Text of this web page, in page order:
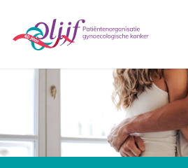
Gynaecologische kankers
Lotgenoten